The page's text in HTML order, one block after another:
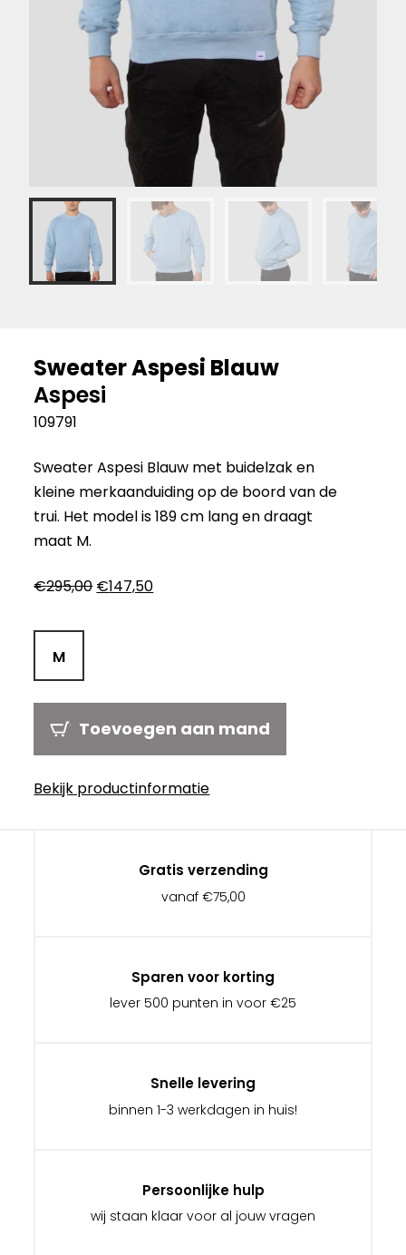
Sweater Aspesi Blauw
Aspesi
109791
Sweater Aspesi Blauw met buidelzak en
kleine merkaanduiding op de boord van de
trui. Het model is 189 cm lang en draagt
maat M.
€295,00 Oorspronkelijke
€147,50Huidige
M
Toevoegen aan mand
Bekijk productinformatie
Gratis verzending
vanaf €75,00
Sparen voor korting
lever 500 punten in voor €25
Snelle levering
binnen 1-3 werkdagen in huis!
Persoonlijke hulp
wij staan klaar voor al jouw vragen